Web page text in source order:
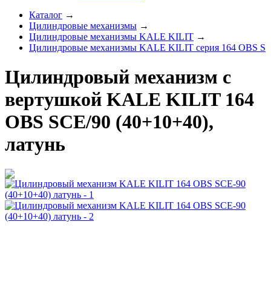
Каталог →
Цилиндровые механизмы →
Цилиндровые механизмы KALE KILIT →
Цилиндровые механизмы KALE KILIT серия 164 OBS S
Цилиндровый механизм с
вертушкой KALE KILIT 164
OBS SCE/90 (40+10+40),
латунь